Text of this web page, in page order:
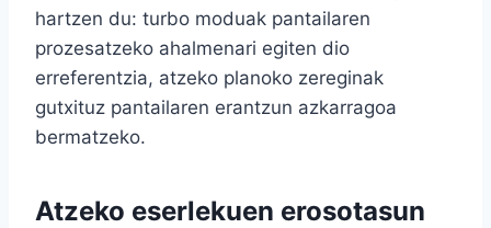
hartzen du: turbo moduak pantailaren
prozesatzeko ahalmenari egiten dio
erreferentzia, atzeko planoko zereginak
gutxituz pantailaren erantzun azkarragoa
bermatzeko.
Atzeko eserlekuen erosotasun